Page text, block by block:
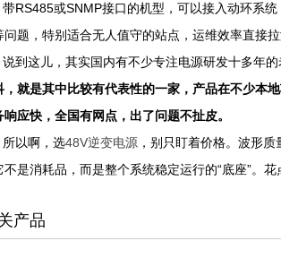
RS485或SNMP接口的机型，可以接入动环系统
问题，特别适合无人值守的站点，运维效率直接拉
到这儿，其实国内有不少专注电源研发十多年的
，就是其中比较有代表性的一家，产品在不少本
响应快，全国有网点，出了问题不扯皮。
以啊，选48V逆变电源 ，别只盯着价格。波形
不是消耗品，而是整个系统稳定运行的“底座”。
产品